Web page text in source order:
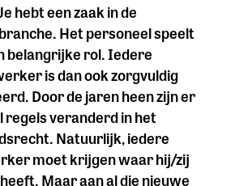
hebt een zaak in de
Het personeel speelt
belangrijke rol. Iedere
is dan ook zorgvuldig
Door de jaren heen zijn er
regels veranderd in het
Natuurlijk, iedere
moet krijgen waar hij/zij
Maar aan al die nieuwe